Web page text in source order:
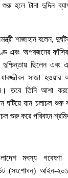
শুরু হলে টানা দুদিন
শাজাহান বলেন,
এবং অপরজনের
দুশ্চিন্তায় ছিলেন এবং
সাজা হওয়ার
তবে তিনি আশা
ঘটিয়ে যান চলাচল শুরু
শুরু করে পরিবহন
মৎস্য
(সংশোধন) আইন-